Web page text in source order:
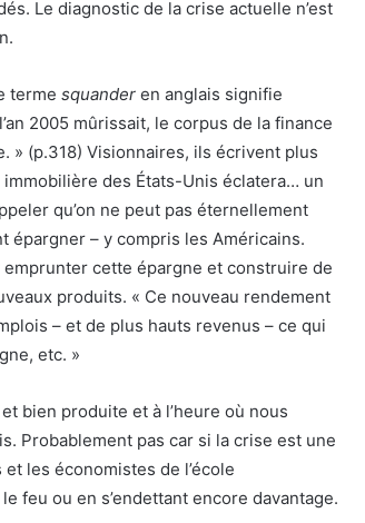
Le diagnostic de la crise actuelle n’est
terme squander en anglais signifie
2005 mûrissait, le corpus de la finance
» (p.318) Visionnaires, ils écrivent plus
des États-Unis éclatera… un
qu’on ne peut pas éternellement
épargner – y compris les Américains.
cette épargne et construire de
produits. « Ce nouveau rendement
– et de plus hauts revenus – ce qui
etc. »
bien produite et à l’heure où nous
Probablement pas car si la crise est une
les économistes de l’école
feu ou en s’endettant encore davantage.